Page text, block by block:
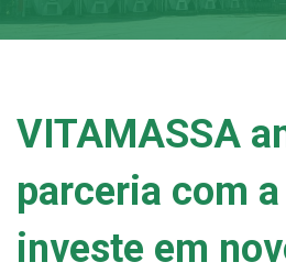
VITAMASSA
parceria com a
investe em